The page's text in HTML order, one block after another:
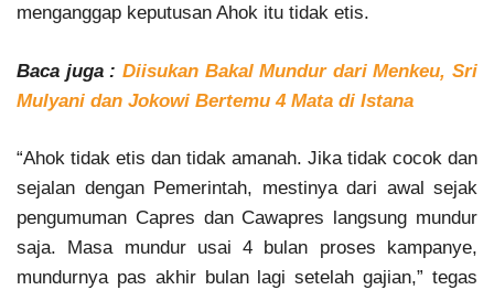
menganggap keputusan Ahok itu tidak etis.
Baca juga : Diisukan Bakal Mundur dari Menkeu, Sri
Mulyani dan Jokowi Bertemu 4 Mata di Istana
“Ahok tidak etis dan tidak amanah. Jika tidak cocok dan
sejalan dengan Pemerintah, mestinya dari awal sejak
pengumuman Capres dan Cawapres langsung mundur
saja. Masa mundur usai 4 bulan proses kampanye,
mundurnya pas akhir bulan lagi setelah gajian,” tegas